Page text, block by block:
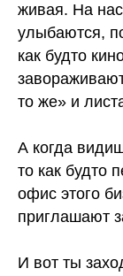
живая. На
улыбаются,
как будто
то же» и
А когда
то как будто
офис этого
приглашают
И вот ты